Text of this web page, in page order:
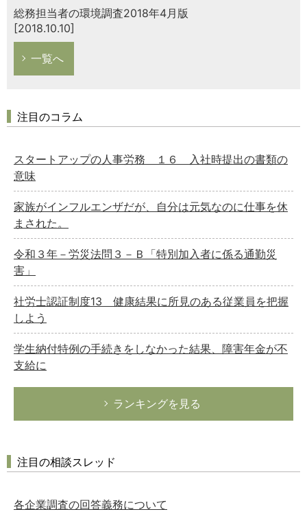
総務担当者の環境調査2018年4月版
[2018.10.10]
一覧へ
注目のコラム
スタートアップの人事労務 １６ 入社時提出の書類の
意味
家族がインフルエンザだが、自分は元気なのに仕事を休
まされた。
令和３年－労災法問３－Ｂ「特別加入者に係る通勤災
害」
社労士認証制度13 健康結果に所見のある従業員を把握
しよう
学生納付特例の手続きをしなかった結果、障害年金が不
支給に
ランキングを見る
注目の相談スレッド
各企業調査の回答義務について